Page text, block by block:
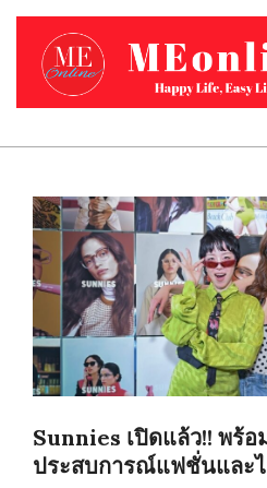
Skip
content
Primary
Menu
Sunnies เปิดแล้ว!! พร้อ
ประสบการณ์แฟชั่นและ